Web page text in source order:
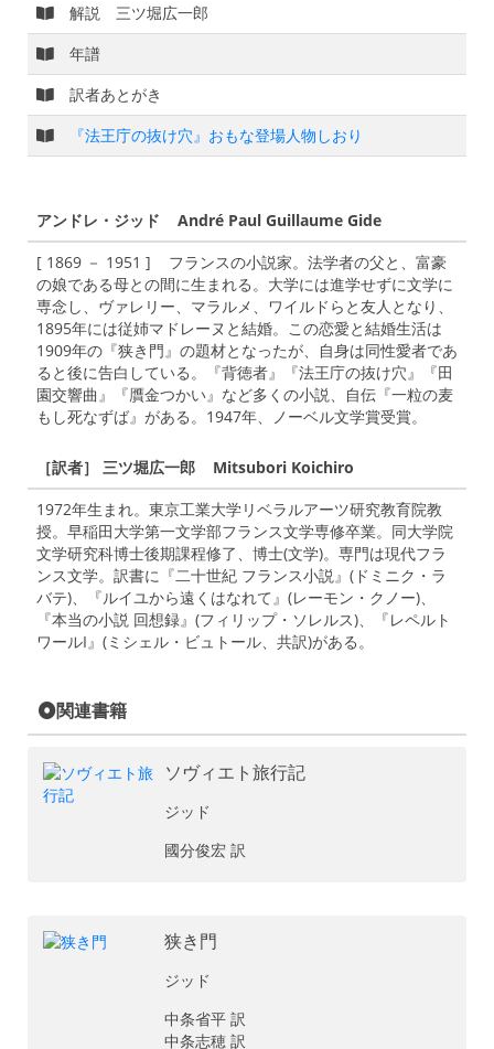
解説 三ツ堀広一郎
年譜
訳者あとがき
『法王庁の抜け穴』おもな登場人物しおり
アンドレ・ジッド André Paul Guillaume Gide
[ 1869 － 1951 ] フランスの小説家。法学者の父と、富豪
の娘である母との間に生まれる。大学には進学せずに文学に
専念し、ヴァレリー、マラルメ、ワイルドらと友人となり、
1895年には従姉マドレーヌと結婚。この恋愛と結婚生活は
1909年の『狭き門』の題材となったが、自身は同性愛者であ
ると後に告白している。『背徳者』『法王庁の抜け穴』『田
園交響曲』『贋金つかい』など多くの小説、自伝『一粒の麦
もし死なずば』がある。1947年、ノーベル文学賞受賞。
［訳者］ 三ツ堀広一郎 Mitsubori Koichiro
1972年生まれ。東京工業大学リベラルアーツ研究教育院教
授。早稲田大学第一文学部フランス文学専修卒業。同大学院
文学研究科博士後期課程修了、博士(文学)。専門は現代フラ
ンス文学。訳書に『二十世紀 フランス小説』(ドミニク・ラ
バテ)、『ルイユから遠くはなれて』(レーモン・クノー)、
『本当の小説 回想録』(フィリップ・ソレルス)、『レペルト
ワールI』(ミシェル・ビュトール、共訳)がある。
関連書籍
ソヴィエト旅行記
ジッド
國分俊宏 訳
狭き門
ジッド
中条省平 訳
中条志穂 訳